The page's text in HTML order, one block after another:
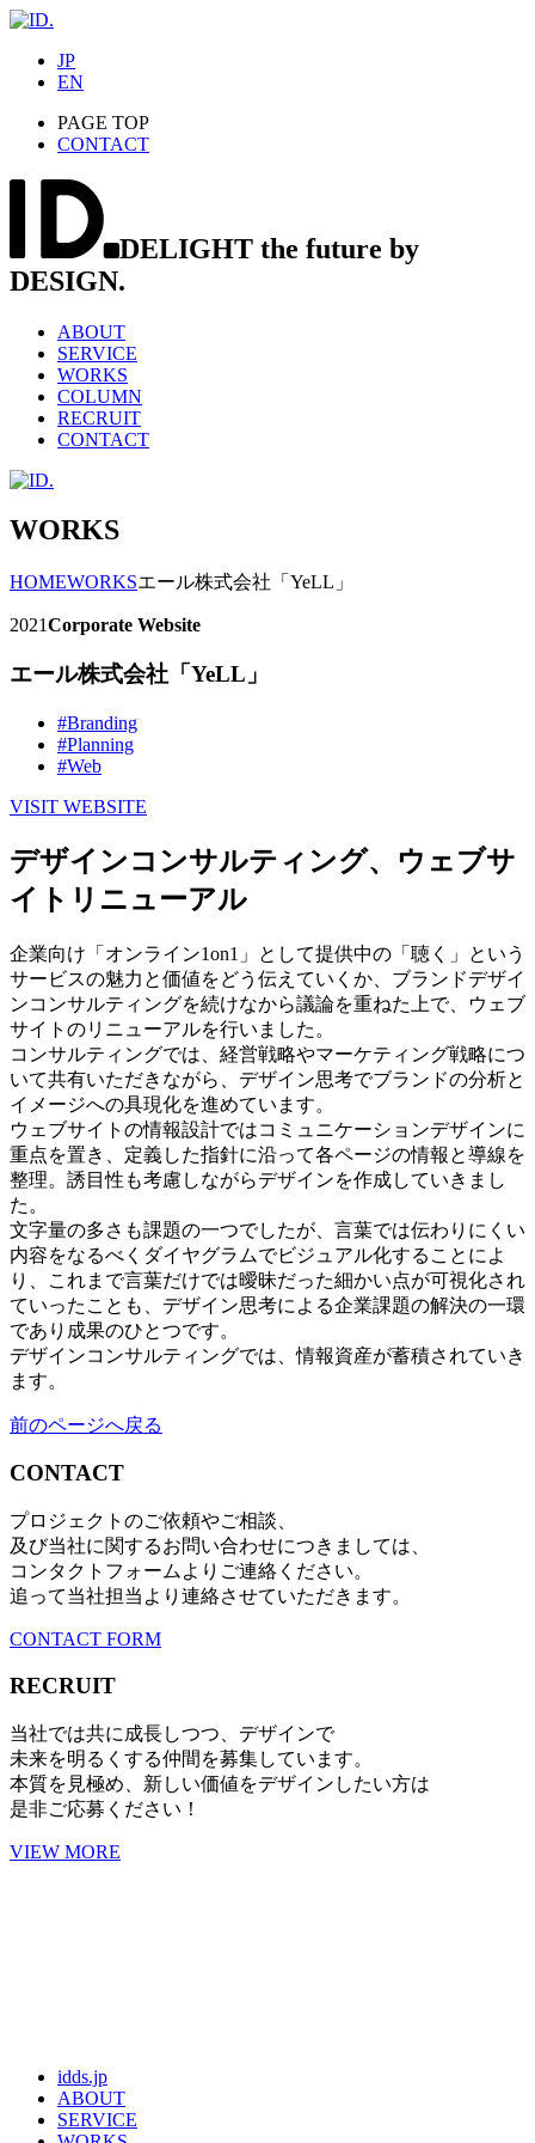
JP
EN
PAGE TOP
CONTACT
DELIGHT the future by
DESIGN.
ABOUT
SERVICE
WORKS
COLUMN
RECRUIT
CONTACT
WORKS
HOMEWORKSエール株式会社「YeLL」
2021Corporate Website
エール株式会社「YeLL」
#Branding
#Planning
#Web
VISIT WEBSITE
デザインコンサルティング、ウェブサ
イトリニューアル
企業向け「オンライン1on1」として提供中の「聴く」という
サービスの魅力と価値をどう伝えていくか、ブランドデザイ
ンコンサルティングを続けなから議論を重ねた上で、ウェブ
サイトのリニューアルを行いました。
コンサルティングでは、経営戦略やマーケティング戦略につ
いて共有いただきながら、デザイン思考でブランドの分析と
イメージへの具現化を進めています。
ウェブサイトの情報設計ではコミュニケーションデザインに
重点を置き、定義した指針に沿って各ページの情報と導線を
整理。誘目性も考慮しながらデザインを作成していきまし
た。
文字量の多さも課題の一つでしたが、言葉では伝わりにくい
内容をなるべくダイヤグラムでビジュアル化することによ
り、これまで言葉だけでは曖昧だった細かい点が可視化され
ていったことも、デザイン思考による企業課題の解決の一環
であり成果のひとつです。
デザインコンサルティングでは、情報資産が蓄積されていき
ます。
前のページへ戻る
CONTACT
プロジェクトのご依頼やご相談、
及び当社に関するお問い合わせにつきましては、
コンタクトフォームよりご連絡ください。
追って当社担当より連絡させていただきます。
CONTACT FORM
RECRUIT
当社では共に成長しつつ、デザインで
未来を明るくする仲間を募集しています。
本質を見極め、新しい価値をデザインしたい方は
是非ご応募ください！
VIEW MORE
idds.jp
ABOUT
SERVICE